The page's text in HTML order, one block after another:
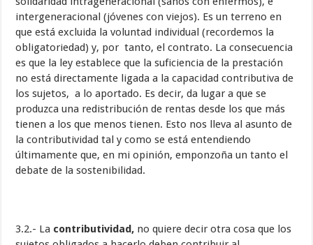
intergeneracional (jóvenes con viejos). Es un terreno en
que está excluida la voluntad individual (recordemos la
obligatoriedad) y, por tanto, el contrato. La consecuencia
es que la ley establece que la suficiencia de la prestación
no está directamente ligada a la capacidad contributiva de
los sujetos, a lo aportado. Es decir, da lugar a que se
produzca una redistribución de rentas desde los que más
tienen a los que menos tienen. Esto nos lleva al asunto de
la contributividad tal y como se está entendiendo
últimamente que, en mi opinión, emponzoña un tanto el
debate de la sostenibilidad.
3.2.- La contributividad, no quiere decir otra cosa que los